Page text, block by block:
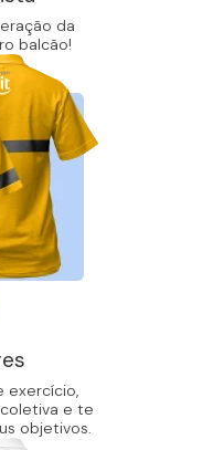
da
balcão!
exercício,
e te
objetivos.